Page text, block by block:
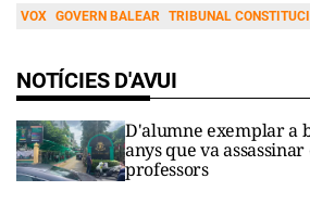
VOX GOVERN BALEAR TRIBUNAL
NOTÍCIES D'AVUI
D'alumne exemplar a
anys que va assassinar
professors